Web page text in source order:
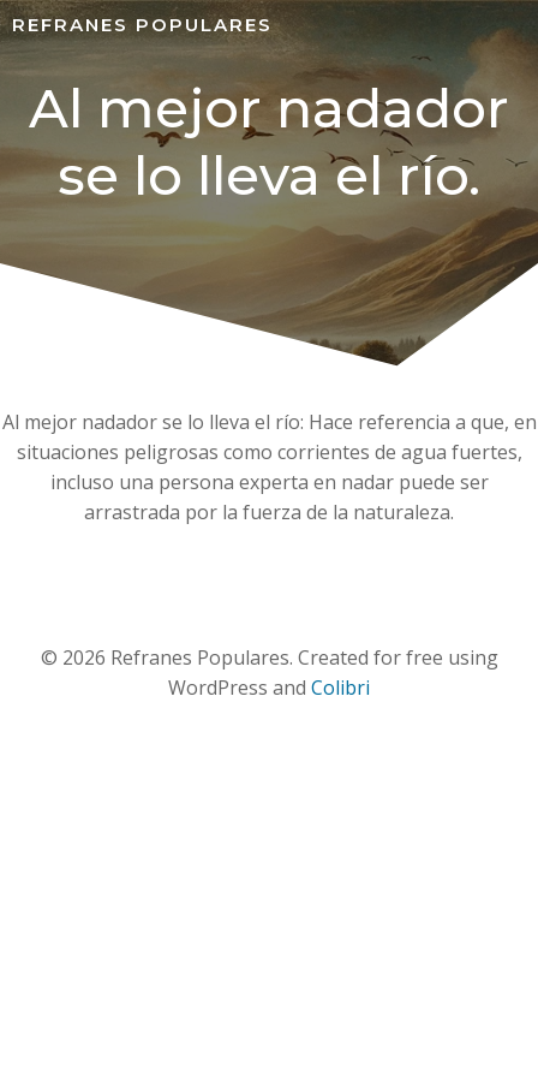
REFRANES POPULARES
Al mejor nadador
se lo lleva el río.
Al mejor nadador se lo lleva el río: Hace referencia a que, en
situaciones peligrosas como corrientes de agua fuertes,
incluso una persona experta en nadar puede ser
arrastrada por la fuerza de la naturaleza.
© 2026 Refranes Populares. Created for free using
WordPress and Colibri